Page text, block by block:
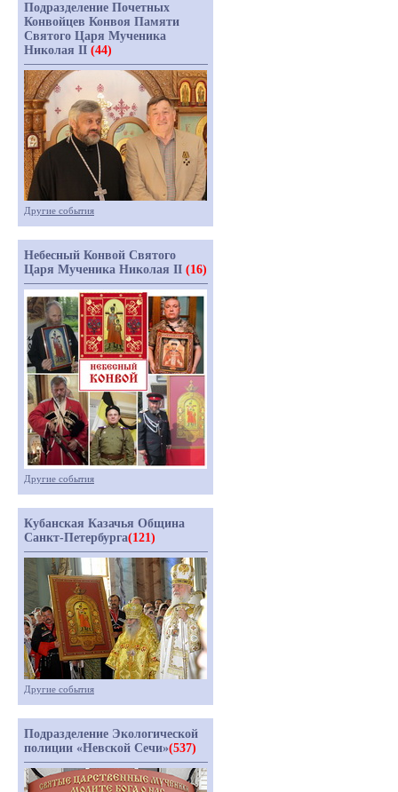
Подразделение Почетных
Конвойцев Конвоя Памяти
Святого Царя Мученика
Николая II (44)
Другие события
Небесный Конвой Святого
Царя Мученика Николая II (16)
Другие события
Кубанская Казачья Община
Санкт-Петербурга(121)
Другие события
Подразделение Экологической
полиции «Невской Сечи»(537)